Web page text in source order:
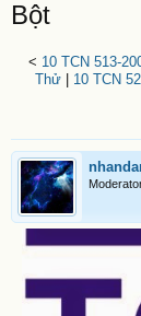
Bột
< 10 TCN 513-
Thử| 10 TCN